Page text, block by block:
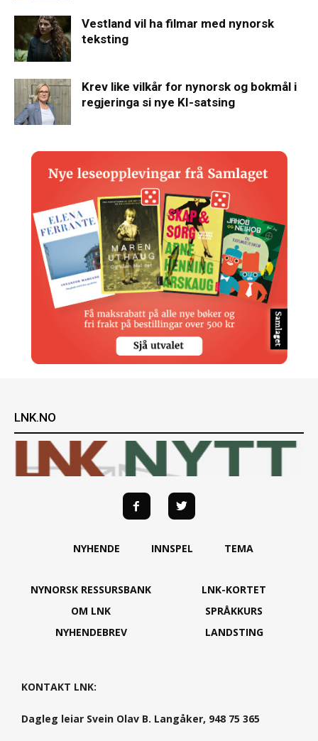
Vestland vil ha filmar med nynorsk
teksting
Krev like vilkår for nynorsk og bokmål i
regjeringa si nye KI-satsing
LNK.NO
NYHENDE INNSPEL TEMA
NYNORSK RESSURSBANK
OM LNK
NYHENDEBREV
LNK-KORTET
SPRÅKKURS
LANDSTING
KONTAKT LNK:
Dagleg leiar Svein Olav B. Langåker, 948 75 365